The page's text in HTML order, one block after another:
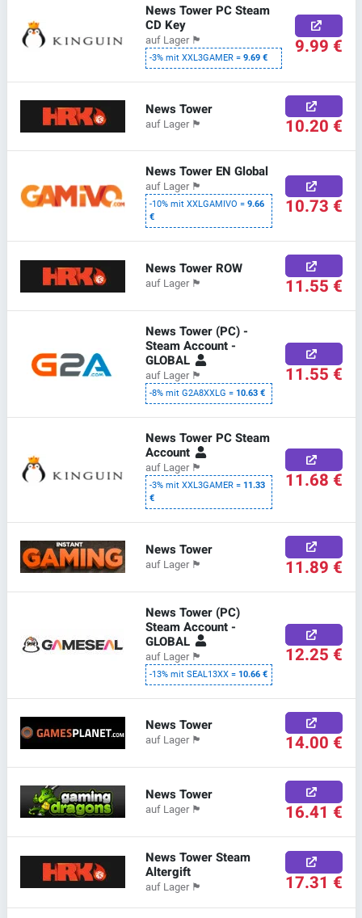
News Tower PC Steam
CD Key
auf Lager 🏴
-3% mit XXL3GAMER =9.69 € 9.99 €
News Tower
auf Lager 🏴 10.20 €
News Tower EN Global
auf Lager 🏴
-10% mit XXLGAMIVO =9.66
€
10.73 €
News Tower ROW
auf Lager 🏴 11.55 €
News Tower (PC) -
Steam Account -
GLOBAL
auf Lager 🏴
-8% mit G2A8XXLG =10.63 €
11.55 €
News Tower PC Steam
Account
auf Lager 🏴
-3% mit XXL3GAMER =11.33
€
11.68 €
News Tower
auf Lager 🏴 11.89 €
News Tower (PC)
Steam Account -
GLOBAL
auf Lager 🏴
-13% mit SEAL13XX =10.66 €
12.25 €
News Tower
auf Lager 🏴 14.00 €
News Tower
auf Lager 🏴 16.41 €
News Tower Steam
Altergift
auf Lager 🏴 17.31 €